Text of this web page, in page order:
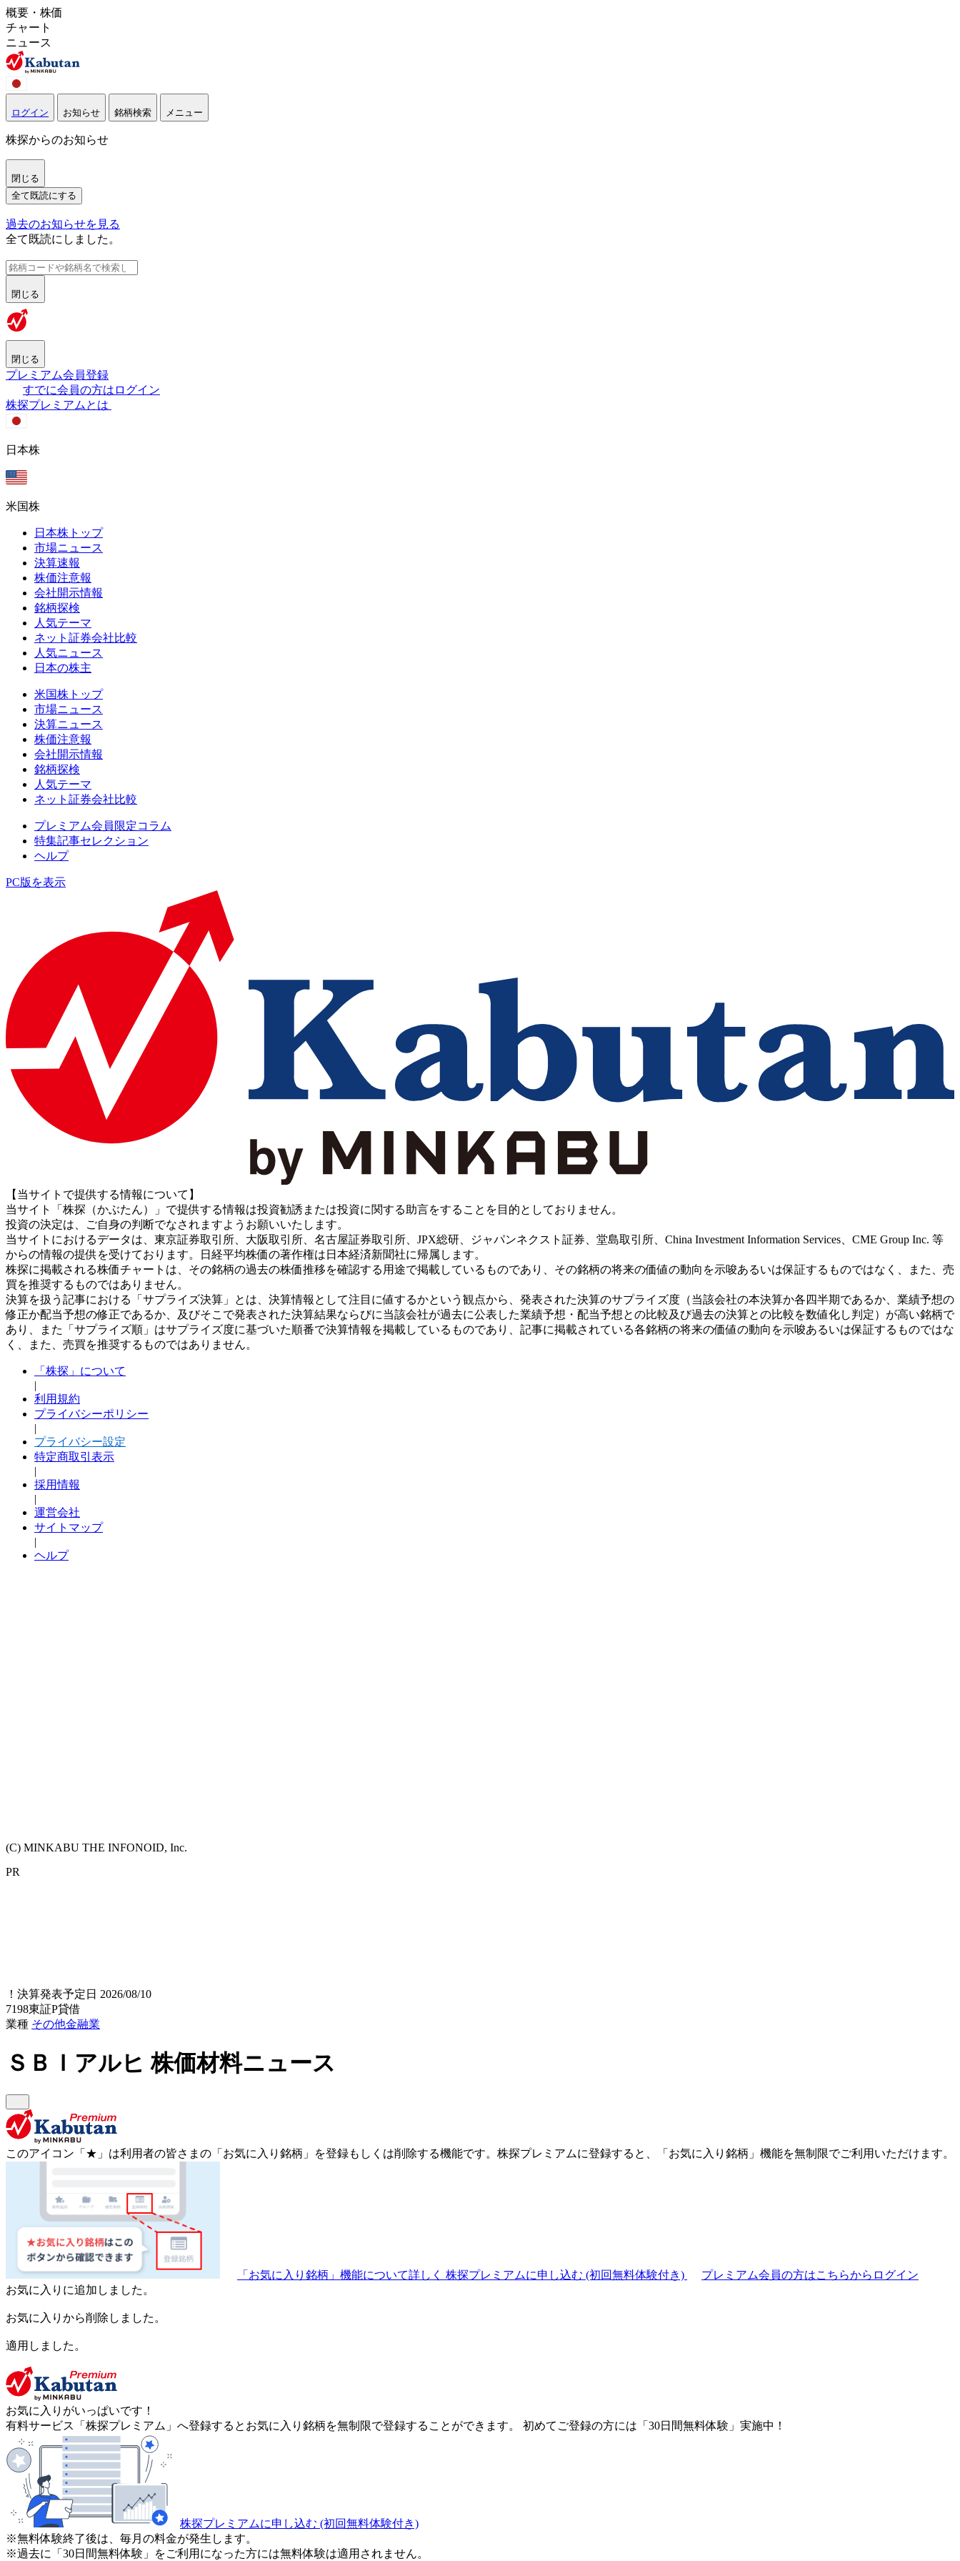
概要・株価
チャート
ニュース
ログイン お知らせ 銘柄検索 メニュー
株探からのお知らせ
閉じる
全て既読にする
過去のお知らせを見る
全て既読にしました。
閉じる
閉じる
プレミアム会員登録
すでに会員の方はログイン
株探プレミアムとは
日本株
米国株
日本株トップ
市場ニュース
決算速報
株価注意報
会社開示情報
銘柄探検
人気テーマ
ネット証券会社比較
人気ニュース
日本の株主
米国株トップ
市場ニュース
決算ニュース
株価注意報
会社開示情報
銘柄探検
人気テーマ
ネット証券会社比較
プレミアム会員限定コラム
特集記事セレクション
ヘルプ
PC版を表示
【当サイトで提供する情報について】
当サイト「株探（かぶたん）」で提供する情報は投資勧誘または投資に関する助言をすることを目的としておりません。
投資の決定は、ご自身の判断でなされますようお願いいたします。
当サイトにおけるデータは、東京証券取引所、大阪取引所、名古屋証券取引所、JPX総研、ジャパンネクスト証券、堂島取引所、China Investment Information Services、CME Group Inc. 等
からの情報の提供を受けております。日経平均株価の著作権は日本経済新聞社に帰属します。
株探に掲載される株価チャートは、その銘柄の過去の株価推移を確認する用途で掲載しているものであり、その銘柄の将来の価値の動向を示唆あるいは保証するものではなく、また、売
買を推奨するものではありません。
決算を扱う記事における「サプライズ決算」とは、決算情報として注目に値するかという観点から、発表された決算のサプライズ度（当該会社の本決算か各四半期であるか、業績予想の
修正か配当予想の修正であるか、及びそこで発表された決算結果ならびに当該会社が過去に公表した業績予想・配当予想との比較及び過去の決算との比較を数値化し判定）が高い銘柄で
あり、また「サプライズ順」はサプライズ度に基づいた順番で決算情報を掲載しているものであり、記事に掲載されている各銘柄の将来の価値の動向を示唆あるいは保証するものではな
く、また、売買を推奨するものではありません。
「株探」について
|
利用規約
プライバシーポリシー
|
プライバシー設定
特定商取引表示
|
採用情報
|
運営会社
サイトマップ
|
ヘルプ
(C) MINKABU THE INFONOID, Inc.
PR
！ 決算発表予定日 2026/08/10
7198東証P貸借
業種 その他金融業
ＳＢＩアルヒ株価材料ニュース
このアイコン 「★」 は利用者の皆さまの 「お気に入り銘柄」を登録もしくは削除する機能です。 株探プレミアムに登録すると、「お気に入り銘柄」機能を無制限でご利用いただけます。
「お気に入り銘柄」機能について詳しく 株探プレミアムに申し込む (初回無料体験付き)
プレミアム会員の方はこちらからログイン
お気に入りに追加しました。
お気に入りから削除しました。
適用しました。
お気に入りがいっぱいです！
有料サービス「株探プレミアム」へ登録するとお気に入り銘柄を無制限で登録することができます。 初めてご登録の方には「30日間無料体験」実施中！
株探プレミアムに申し込む (初回無料体験付き)
※無料体験終了後は、毎月の料金が発生します。
※過去に「30日間無料体験」をご利用になった方には無料体験は適用されません。